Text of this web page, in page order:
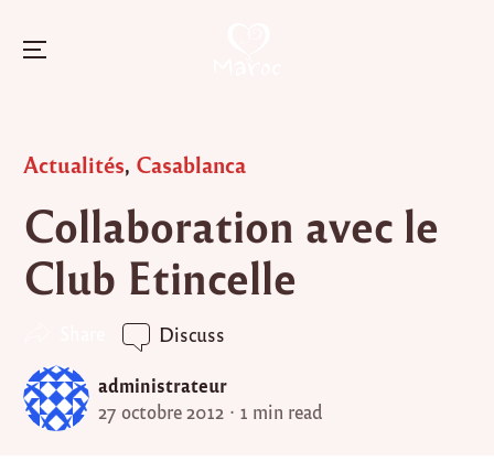
content
Menu
Posted
Actualités, Casablanca
Collaboration avec le
Club Etincelle
administrateur
27 octobre 2012
1 min read
Discuss